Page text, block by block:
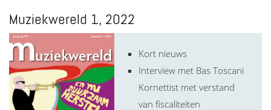
Muziekwereld 1, 2022
Kort nieuws
Interview met Bas Toscani
Kornettist met verstand
van fiscaliteiten